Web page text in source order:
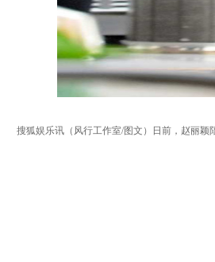
搜狐娱乐讯（风行工作室/图文）日前，赵丽